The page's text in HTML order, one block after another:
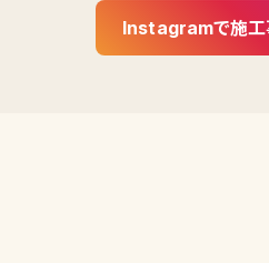
Instagramで施